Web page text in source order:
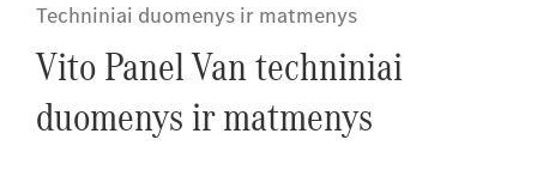
Techniniai duomenys ir matmenys
Vito Panel Van techniniai
duomenys ir matmenys